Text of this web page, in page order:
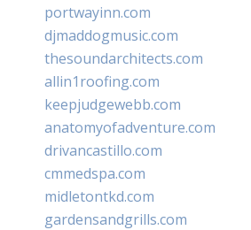
portwayinn.com
djmaddogmusic.com
thesoundarchitects.com
allin1roofing.com
keepjudgewebb.com
anatomyofadventure.com
drivancastillo.com
cmmedspa.com
midletontkd.com
gardensandgrills.com